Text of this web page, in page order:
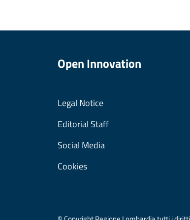
Open Innovation
Legal Notice
Editorial Staff
Social Media
Cookies